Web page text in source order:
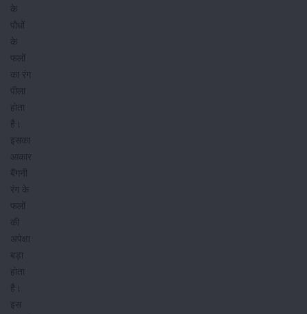
के
पौधों
के
फलों
का रंग
पीला
होता
है।
इसका
आकार
बैंगनी
रंग के
फलों
की
अपेक्षा
बड़ा
होता
है।
इस